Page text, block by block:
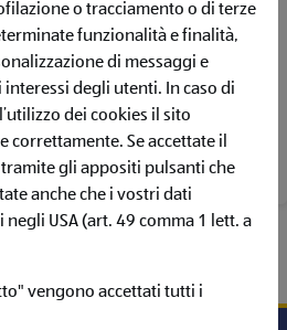
JOB ALERT
attualmente disponibili
sezione dedicata.
APERTE
o tracciamento o di terze
funzionalità e finalità,
di messaggi e
degli utenti. In caso di
dei cookies il sito
Se accettate il
gli appositi pulsanti che
anche che i vostri dati
USA (art. 49 comma 1 lett. a
vengono accettati tutti i